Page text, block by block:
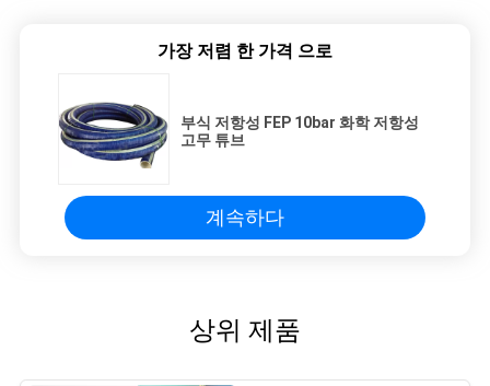
가장 저렴 한 가격 으로
부식 저항성 FEP 10bar 화학 저항성
고무 튜브
계속하다
상위 제품